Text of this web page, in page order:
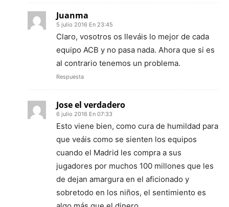
Juanma
5 julio 2016 En 23:45
Claro, vosotros os lleváis lo mejor de cada
equipo ACB y no pasa nada. Ahora que si es
al contrario tenemos un problema.
Respuesta
Jose el verdadero
6 julio 2016 En 07:33
Esto viene bien, como cura de humildad para
que veáis como se sienten los equipos
cuando el Madrid les compra a sus
jugadores por muchos 100 millones que les
de dejan amargura en el aficionado y
sobretodo en los niños, el sentimiento es